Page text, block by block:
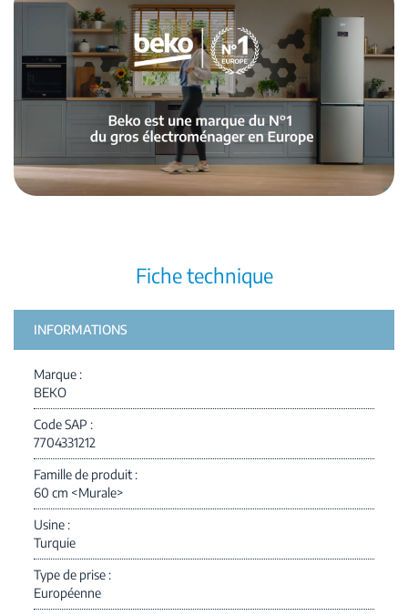
Fiche technique
INFORMATIONS
Marque
BEKO
Code SAP
7704331212
Famille de produit
60 cm <Murale>
Usine
Turquie
Type de prise
Européenne